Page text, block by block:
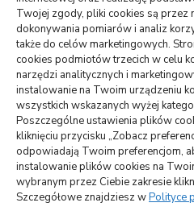
Twojej zgody, pliki cookies są przez
dokonywania pomiarów i analiz
także do celów marketingowych.
cookies podmiotów trzecich w celu
narzędzi analitycznych i
instalowanie na Twoim urządzeniu
wszystkich wskazanych wyżej
Poszczególne ustawienia plików
kliknięciu przycisku „Zobacz
odpowiadają Twoim preferencjom,
instalowanie plików cookies na
wybranym przez Ciebie zakresie
Szczegółowe znajdziesz wPolityce
WARTE PRZECZYTANIA
DOM, OGRÓD
Jak podłączyć zbiornik na
oszczędność i skuteczność
ARTYKUŁ SPONSOROWANY INNE
Jakie atrakcje można
BUDOWNICTWO, PRZEMYSŁ
Czemu lokata w panele